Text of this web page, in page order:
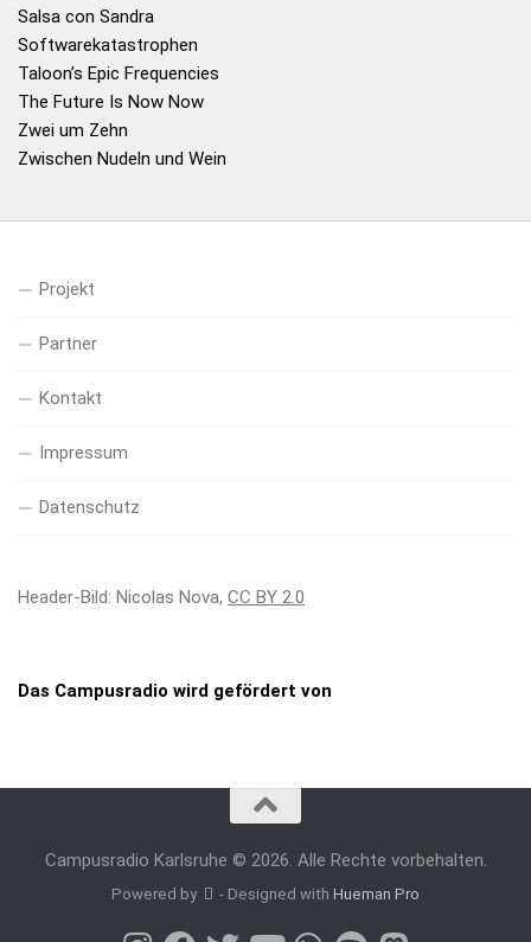
Salsa con Sandra
Softwarekatastrophen
Taloon’s Epic Frequencies
The Future Is Now Now
Zwei um Zehn
Zwischen Nudeln und Wein
Projekt
Partner
Kontakt
Impressum
Datenschutz
Header-Bild: Nicolas Nova, CC BY 2.0
Das Campusradio wird gefördert von
Campusradio Karlsruhe © 2026. Alle Rechte vorbehalten.
Powered by - Designed withHueman Pro